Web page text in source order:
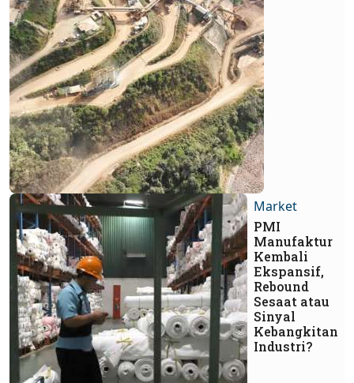
Market
PMI
Manufaktur
Kembali
Ekspansif,
Rebound
Sesaat atau
Sinyal
Kebangkitan
Industri?